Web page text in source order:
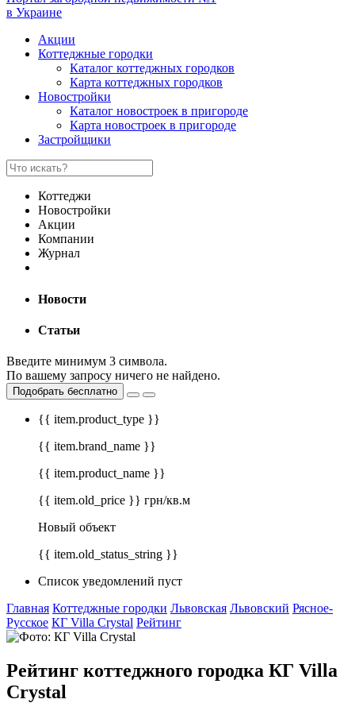
в Украине
Акции
Коттеджные городки
Каталог коттеджных городков
Карта коттеджных городков
Новостройки
Каталог новостроек в пригороде
Карта новостроек в пригороде
Застройщики
Коттеджи
Новостройки
Акции
Компании
Журнал
Новости
Статьи
Введите минимум 3 символа.
По вашему запросу ничего не найдено.
Подобрать бесплатно
{{ item.product_type }}
{{ item.brand_name }}
{{ item.product_name }}
{{ item.old_price }} грн/кв.м
Новый объект
{{ item.old_status_string }}
Список уведомлений пуст
Главная Коттеджные городки Львовская Львовский Рясное-
Русское КГ Villa Crystal Рейтинг
Рейтинг коттеджного городка КГ Villa
Crystal